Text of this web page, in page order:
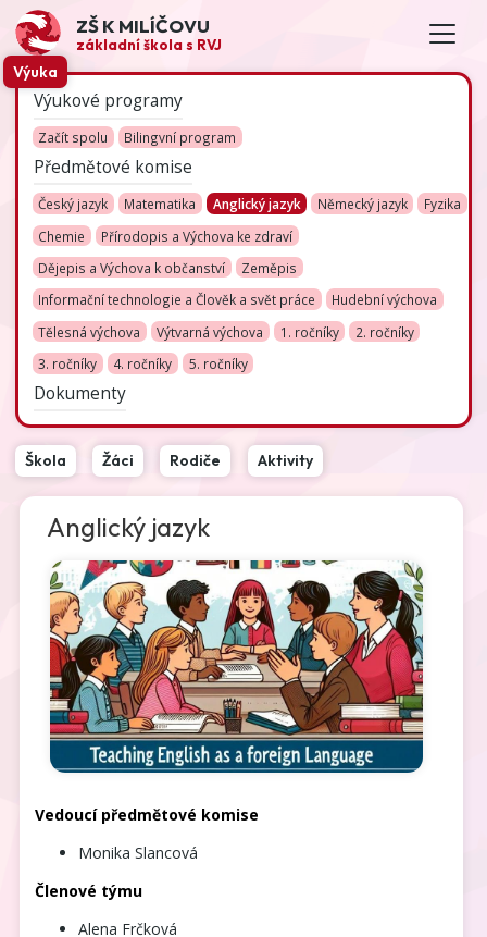
ZŠ K MILÍČOVU
základní škola s RVJ
Výuka
Výukové programy
Začít spolu Bilingvní program
Předmětové komise
Český jazyk Matematika Anglický jazyk Německý jazyk
Fyzika
Chemie
Přírodopis a Výchova ke zdraví
Dějepis a Výchova k občanství
Zeměpis
Informační technologie a Člověk a svět práce
Hudební výchova
Tělesná výchova
Výtvarná výchova 1. ročníky
2. ročníky
3. ročníky
4. ročníky 5. ročníky
Dokumenty
Škola Žáci Rodiče Aktivity
Anglický jazyk
Vedoucí předmětové komise
Monika Slancová
Členové týmu
Alena Frčková